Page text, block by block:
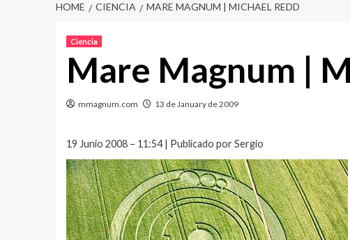
HOME CIENCIA MARE MAGNUM | MICHAEL REDD
Ciencia
Mare Magnum |
mmagnum.com 13 de January de 2009
19 Junio 2008 – 11:54 | Publicado por Sergio